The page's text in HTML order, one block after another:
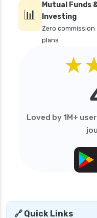
📊
Mutual Funds
Investing
Zero commission
plans
Loved by 1M+
🔗 Quick Links